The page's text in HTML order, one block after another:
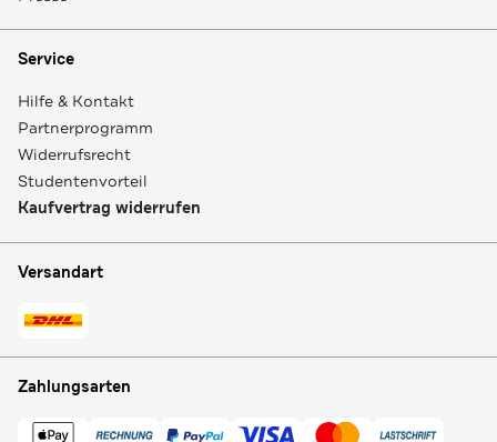
Service
Hilfe & Kontakt
Partnerprogramm
Widerrufsrecht
Studentenvorteil
Kaufvertrag widerrufen
Versandart
Zahlungsarten